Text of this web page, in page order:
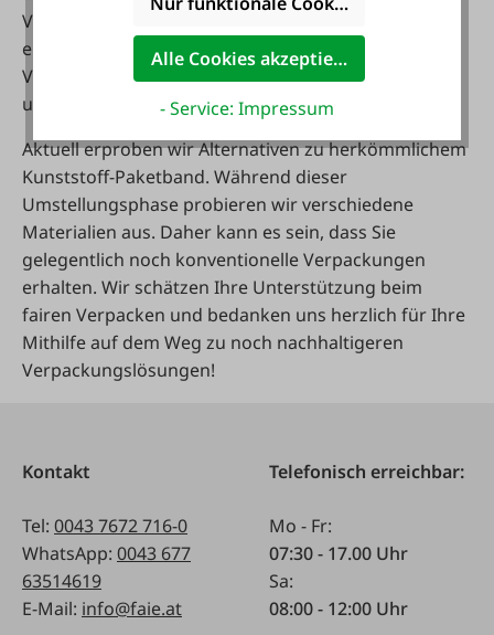
Verpackungsmaterialien zu erproben. Wir testen,
erneuern und optimieren kontinuierlich unsere
Verpackungsmittel und komplexe Systeme, um die
umweltfreundlichsten Lösungen zu finden.
Aktuell erproben wir Alternativen zu herkömmlichem
Kunststoff-Paketband. Während dieser
Umstellungsphase probieren wir verschiedene
Materialien aus. Daher kann es sein, dass Sie
gelegentlich noch konventionelle Verpackungen
erhalten. Wir schätzen Ihre Unterstützung beim
fairen Verpacken und bedanken uns herzlich für Ihre
Mithilfe auf dem Weg zu noch nachhaltigeren
Verpackungslösungen!
Kontakt
Tel: 0043 7672 716-0
WhatsApp: 0043 677
63514619
E-Mail: info@faie.at
Telefonisch erreichbar:
Mo - Fr:
07:30 - 17.00 Uhr
Sa:
08:00 - 12:00 Uhr
Alle Cookies akzeptieren
- Service: Impressum